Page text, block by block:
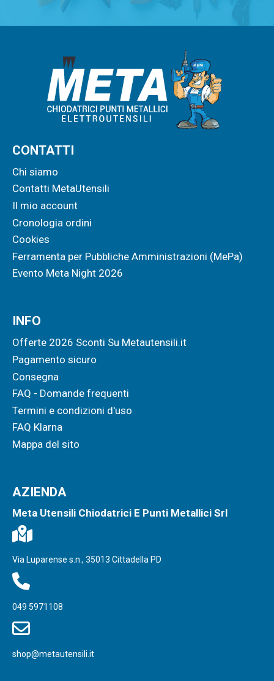
CONTATTI
Chi siamo
Contatti MetaUtensili
Il mio account
Cronologia ordini
Cookies
Ferramenta per Pubbliche Amministrazioni (MePa)
Evento Meta Night 2026
INFO
Offerte 2026 Sconti Su Metautensili.it
Pagamento sicuro
Consegna
FAQ - Domande frequenti
Termini e condizioni d'uso
FAQ Klarna
Mappa del sito
AZIENDA
Meta Utensili Chiodatrici E Punti Metallici Srl
Via Luparense s.n., 35013 Cittadella PD
049 5971108
shop@metautensili.it